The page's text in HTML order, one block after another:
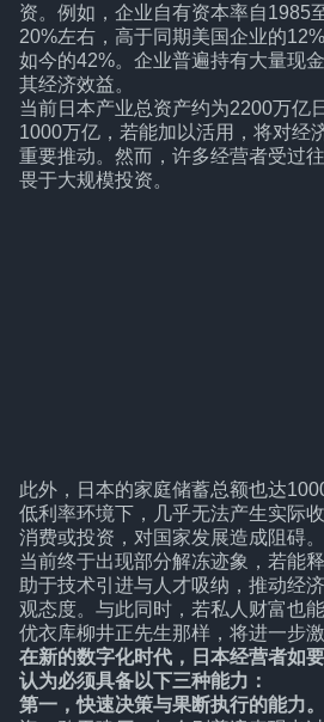
资。例如，企业自有资本率自1985
20%左右，高于同期美国企业的
如今的42%。企业普遍持有大量现
其经济效益。
当前日本产业总资产约为2200万亿
1000万亿，若能加以活用，将对经
重要推动。然而，许多经营者受过
畏于大规模投资。
此外，日本的家庭储蓄总额也达
低利率环境下，几乎无法产生实际
消费或投资，对国家发展造成阻碍。
当前终于出现部分解冻迹象，若能
助于技术引进与人才吸纳，推动经
观态度。与此同时，若私人财富也
优衣库柳井正先生那样，将进一步激
在新的数字化时代，日本经营者如
认为必须具备以下三种能力：
第一，快速决策与果断执行的能力。